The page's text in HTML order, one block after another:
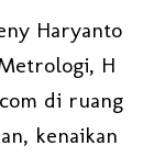
Haryanto
H
di ruang
kenaikan